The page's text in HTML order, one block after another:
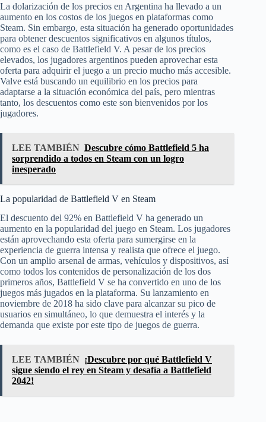
La dolarización de los precios en Argentina ha llevado a un
aumento en los costos de los juegos en plataformas como
Steam. Sin embargo, esta situación ha generado oportunidades
para obtener descuentos significativos en algunos títulos,
como es el caso de Battlefield V. A pesar de los precios
elevados, los jugadores argentinos pueden aprovechar esta
oferta para adquirir el juego a un precio mucho más accesible.
Valve está buscando un equilibrio en los precios para
adaptarse a la situación económica del país, pero mientras
tanto, los descuentos como este son bienvenidos por los
jugadores.
LEE TAMBIÉN Descubre cómo Battlefield 5 ha
sorprendido a todos en Steam con un logro
inesperado
La popularidad de Battlefield V en Steam
El descuento del 92% en Battlefield V ha generado un
aumento en la popularidad del juego en Steam. Los jugadores
están aprovechando esta oferta para sumergirse en la
experiencia de guerra intensa y realista que ofrece el juego.
Con un amplio arsenal de armas, vehículos y dispositivos, así
como todos los contenidos de personalización de los dos
primeros años, Battlefield V se ha convertido en uno de los
juegos más jugados en la plataforma. Su lanzamiento en
noviembre de 2018 ha sido clave para alcanzar su pico de
usuarios en simultáneo, lo que demuestra el interés y la
demanda que existe por este tipo de juegos de guerra.
LEE TAMBIÉN ¡Descubre por qué Battlefield V
sigue siendo el rey en Steam y desafía a Battlefield
2042!